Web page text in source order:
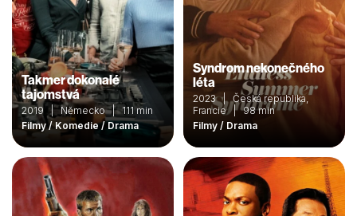
Takmer dokonalé
tajomstvá
2019 | Německo | 111 min
Filmy / Komedie / Drama
Syndrom nekonečného
léta
2023 | Česká republika,
Francie | 98 min
Filmy / Drama